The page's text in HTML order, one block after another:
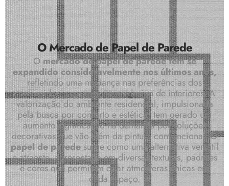
O Mercado de Papel de Parede
Omercado de papel de parede tem se
expandido consideravelmente nos últimos anos,
refletindo uma mudança nas preferências dos
consumidores em relação ao design de interiores. A
valorização do ambiente residencial, impulsionada
pela busca por conforto e estética, tem gerado um
aumento significativo na demanda por soluções
decorativas que vão além da pintura convencional. O
papel de paredesurge como uma alternativa versátil
e atraente, apresentada em diversas texturas, padrões
e cores que permitem criar atmosferas únicas em
cada espaço.